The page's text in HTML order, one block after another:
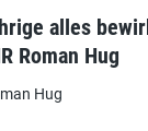
alles
Roman Hug
Hug